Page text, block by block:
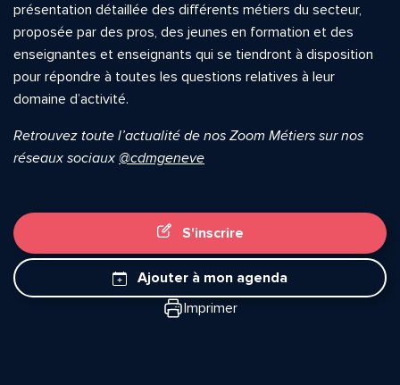
présentation détaillée des différents métiers du secteur,
proposée par des pros, des jeunes en formation et des
enseignantes et enseignants qui se tiendront à disposition
pour répondre à toutes les questions relatives à leur
domaine d’activité.
Retrouvez toute l’actualité de nos Zoom Métiers sur nos
réseaux sociaux @cdmgeneve
S'inscrire
Ajouter à mon agenda
Imprimer
Quelle est la pertinence de cette page?